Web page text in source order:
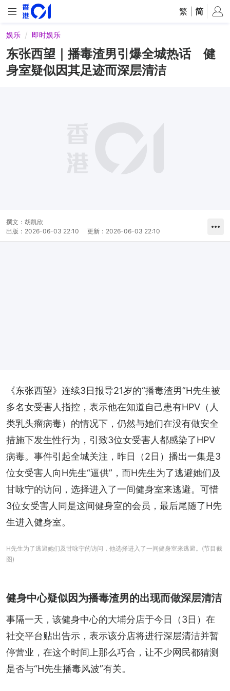
繁 简
娱乐 即时娱乐
东张西望｜播毒渣男引爆全城热话 健
身室疑似因其足迹而深层清洁
撰文： 胡凯欣
出版： 2026-06-03 22:10 更新： 2026-06-03 22:10
《东张西望》连续3日报导21岁的“播毒渣男”H先生被
多名女受害人指控，表示他在知道自己患有HPV（人
类乳头瘤病毒）的情况下，仍然与她们在没有做安全
措施下发生性行为，引致3位女受害人都感染了HPV
病毒。事件引起全城关注，昨日（2日）播出一集是3
位女受害人向H先生“逼供”，而H先生为了逃避她们及
甘咏宁的访问，选择进入了一间健身室来逃避。可惜
3位女受害人同是这间健身室的会员，最后尾随了H先
生进入健身室。
H先生为了逃避她们及甘咏宁的访问，他选择进入了一间健身室来逃避。(节目截
图)
健身中心疑似因为播毒渣男的出现而做深层清洁
事隔一天，该健身中心的大埔分店于今日（3日）在
社交平台贴出告示，表示该分店将进行深层清洁并暂
停营业，在这个时间上那么巧合，让不少网民都猜测
是否与“H先生播毒风波”有关。